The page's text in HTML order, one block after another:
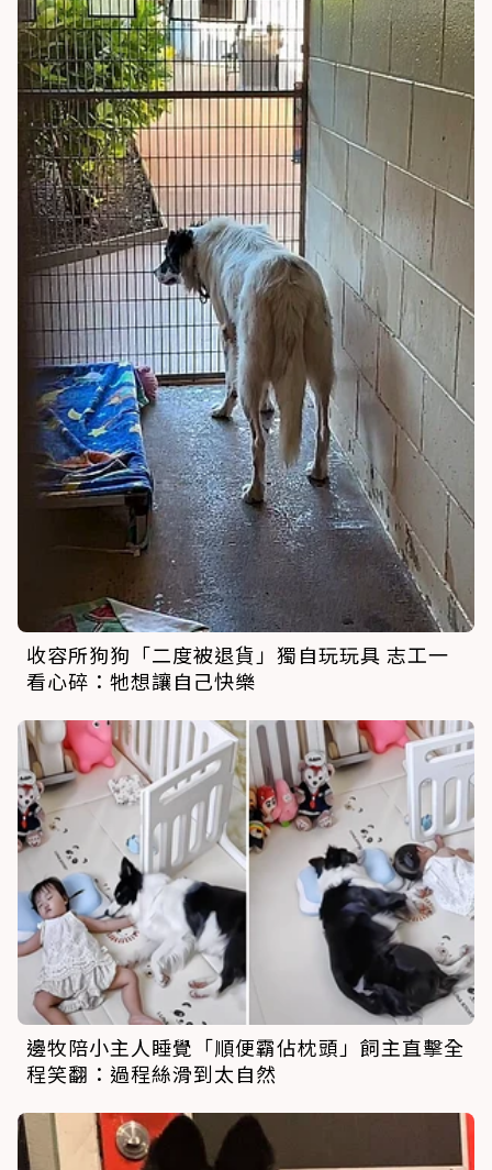
收容所狗狗「二度被退貨」獨自玩玩具 志工一
看心碎：牠想讓自己快樂
邊牧陪小主人睡覺「順便霸佔枕頭」飼主直擊全
程笑翻：過程絲滑到太自然